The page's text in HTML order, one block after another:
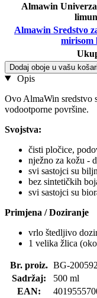
Almawin
Almawin Sredstvo
mirisom
Dodaj oboje u vašu
Opis
Ovo AlmaWin sredstvo
vodootporne površine.
Svojstva:
čisti pločice,
nježno za kožu -
svi sastojci su
bez sintetičkih
svi sastojci su
Primjena / Doziranje
vrlo štedljivo
1 velika žlica
Br. proiz. BG-200592
Sadržaj:
500 ml
EAN: